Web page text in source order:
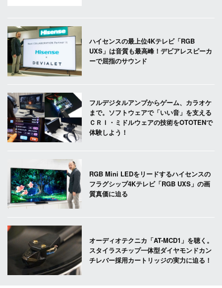
ハイセンスの最上位4Kテレビ「RGB
UXS」は音質も最高峰！デビアレスピーカ
ーで屈指のサウンド
フルデジタルアンプからゲーム、カラオケ
まで。ソフトウェアで「いい音」を支える
ＣＲＩ・ミドルウェアの技術をOTOTENで
体験しよう！
RGB Mini LEDをリードするハイセンスの
フラグシップ4Kテレビ「RGB UXS」の画
質真価に迫る
オーディオテクニカ「AT-MCD1」を聴く。
スタイラスチップ一体型ダイヤモンドカン
チレバー採用カートリッジの実力に迫る！